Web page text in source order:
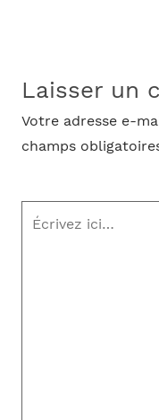
Laisser un
Votre adresse e-
champs
Écrivez